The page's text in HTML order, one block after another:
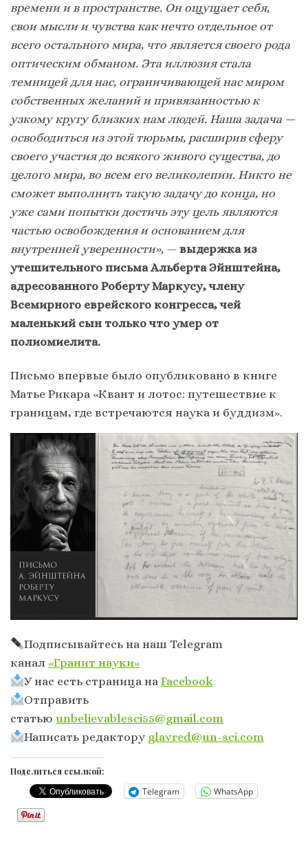
времени и в пространстве. Он ощущает себя,
свои мысли и чувства как нечто отдельное от
всего остального мира, что является своего рода
оптическим обманом. Эта иллюзия стала
темницей для нас, ограничивающей нас миром
собственных желаний и привязанностью к
узкому кругу близких нам людей. Наша задача —
освободиться из этой тюрьмы, расширив сферу
своего участия до всякого живого существа, до
целого мира, во всем его великолепии. Никто не
сможет выполнить такую задачу до конца, но
уже сами попытки достичь эту цель являются
частью освобождения и основанием для
внутренней уверенности», — выдержка из
утешительного письма Альберта Эйнштейна,
адресованного Роберту Маркусу, члену
Всемирного еврейского конгресса, чей
маленький сын только что умер от
полиомиелита.
Письмо впервые было опубликовано в книге
Матье Рикара «Квант и лотос: путешествие к
границам, где встречаются наука и буддизм».
Подписывайтесь на наш Telegram
канал «Гранит науки»
У нас есть страница наFacebook
Отправить
статью unbelievablesci55@gmail.com
Написать редактору glavred@un-sci.com
Поделиться ссылкой:
Telegram WhatsApp